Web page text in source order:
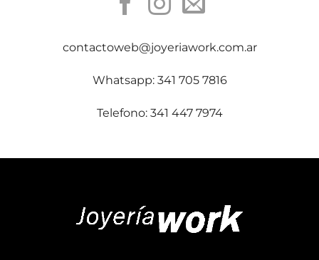
contactoweb@joyeriawork.com.ar
Whatsapp: 341 705 7816
Telefono: 341 447 7974